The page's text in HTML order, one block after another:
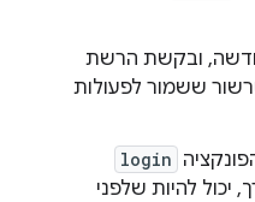
חדשה, ובקשת הרשת
ששמור לפעולות
login
יכול להיות שלפני